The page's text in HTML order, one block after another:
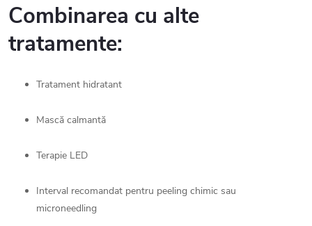
Combinarea cu alte
tratamente:
Tratament hidratant
Mască calmantă
Terapie LED
Interval recomandat pentru peeling chimic sau
microneedling